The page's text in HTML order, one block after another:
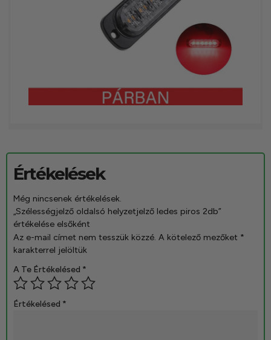
Értékelések
Még nincsenek értékelések.
„Szélességjelző oldalsó helyzetjelző ledes piros 2db”
értékelése elsőként
Az e-mail címet nem tesszük közzé. A kötelező mezőket *
karakterrel jelöltük
A Te Értékelésed *
Értékelésed *